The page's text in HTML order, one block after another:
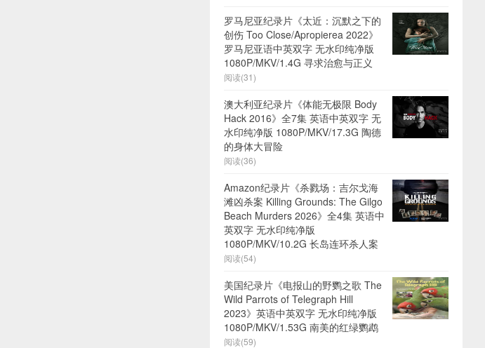
罗马尼亚纪录片《太近：沉默之下的
创伤 Too Close/Apropierea 2022》
罗马尼亚语中英双字 无水印纯净版
1080P/MKV/1.4G 寻求治愈与正义
阅读(31)
澳大利亚纪录片《体能无极限 Body
Hack 2016》全7集 英语中英双字 无
水印纯净版 1080P/MKV/17.3G 陶德
的身体大冒险
阅读(36)
Amazon纪录片《杀戮场：吉尔戈海
滩凶杀案 Killing Grounds: The Gilgo
Beach Murders 2026》全4集 英语中
英双字 无水印纯净版
1080P/MKV/10.2G 长岛连环杀人案
阅读(54)
美国纪录片《电报山的野鹦之歌 The
Wild Parrots of Telegraph Hill
2023》英语中英双字 无水印纯净版
1080P/MKV/1.53G 南美的红绿鹦鹉
阅读(59)